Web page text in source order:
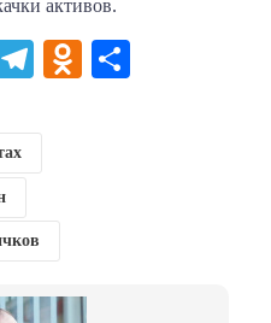
активов.
VK Telegram